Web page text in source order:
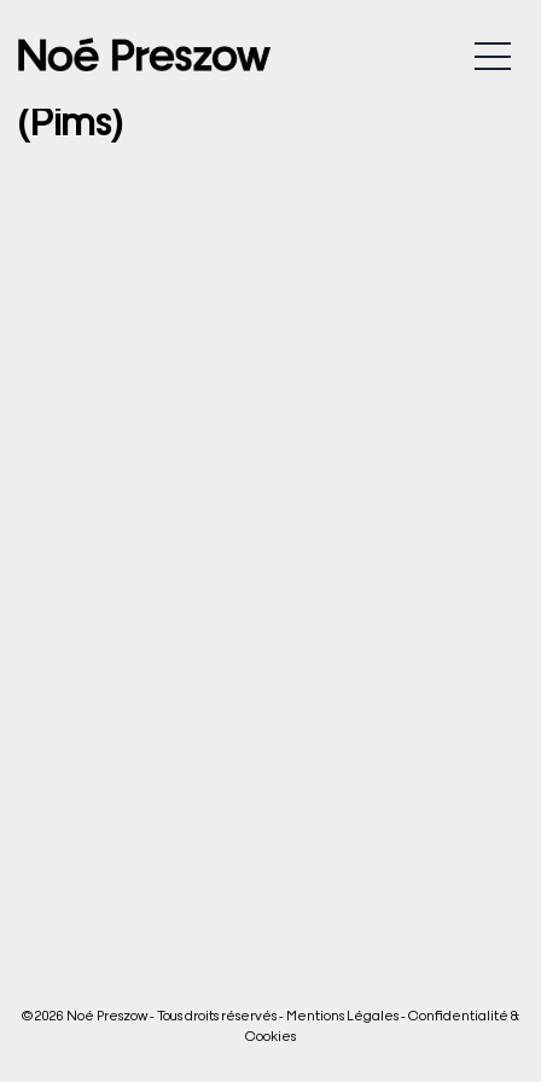
MENU
– FESTIVAL SAINT-ROCK
(Pims)
© 2026 Noé Preszow - Tous droits réservés - Mentions Légales-Confidentialité &
Cookies